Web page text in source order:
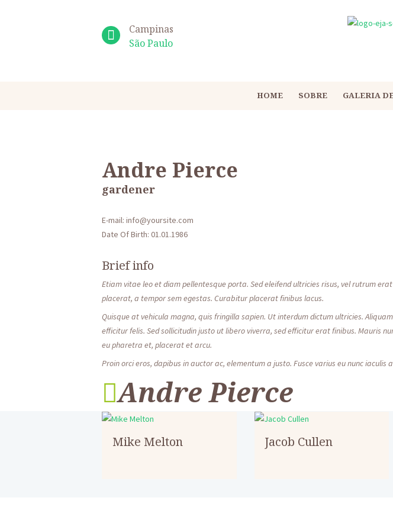
Campinas
São Paulo
HOME SOBRE GALERIA
Andre Pierce
gardener
E-mail: info@yoursite.com
Date Of Birth: 01.01.1986
Brief info
Etiam vitae leo et diam pellentesque porta. Sed eleifend ultricies risus, vel rutrum
placerat, a tempor sem egestas. Curabitur placerat finibus lacus.
Quisque at vehicula magna, quis fringilla sapien. Ut interdum dictum ultricies.
efficitur felis. Sed sollicitudin justo ut libero viverra, sed efficitur erat finibus. Mauris
eu pharetra et, placerat et arcu.
Proin orci eros, dapibus in auctor ac, elementum a justo. Fusce varius eu nunc iaculis
Andre Pierce
Mike Melton Jacob Cullen